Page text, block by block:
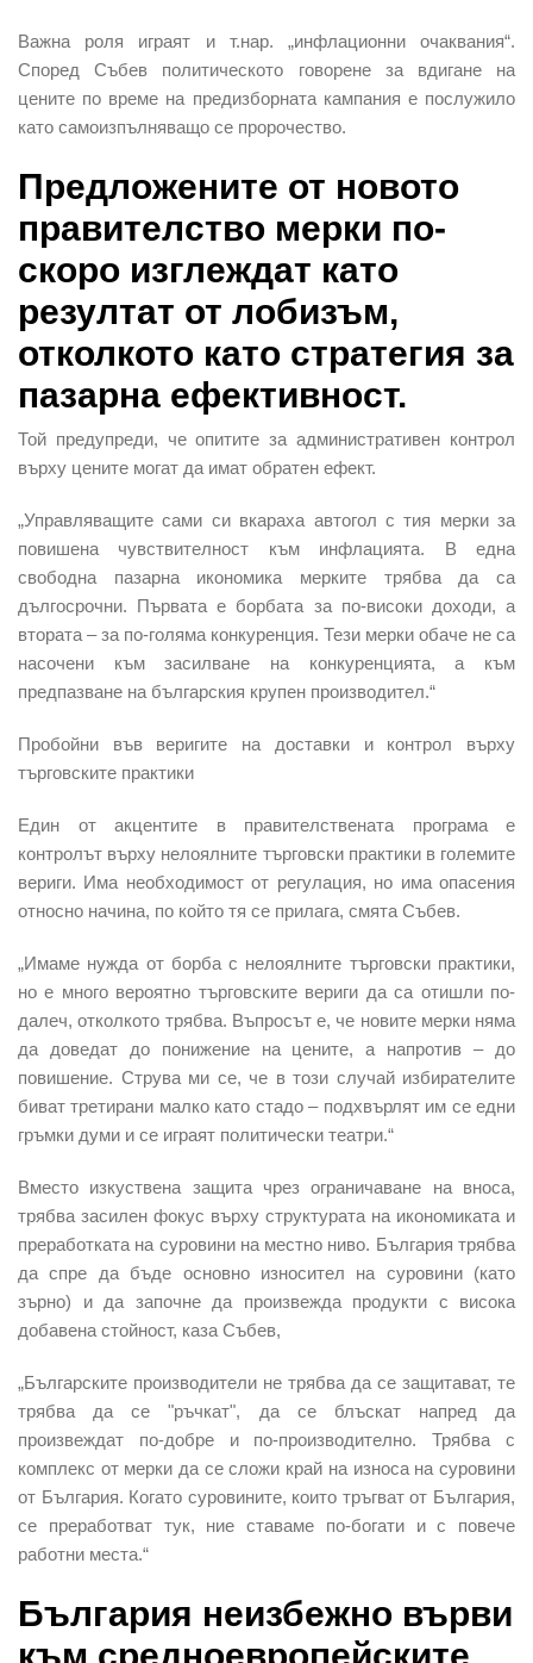
Важна роля играят и т.нар. „инфлационни очаквания“.
Според Събев политическото говорене за вдигане на
цените по време на предизборната кампания е послужило
като самоизпълняващо се пророчество.
Предложените от новото
правителство мерки по-
скоро изглеждат като
резултат от лобизъм,
отколкото като стратегия за
пазарна ефективност.
Той предупреди, че опитите за административен контрол
върху цените могат да имат обратен ефект.
„Управляващите сами си вкараха автогол с тия мерки за
повишена чувствителност към инфлацията. В една
свободна пазарна икономика мерките трябва да са
дългосрочни. Първата е борбата за по-високи доходи, а
втората – за по-голяма конкуренция. Тези мерки обаче не са
насочени към засилване на конкуренцията, а към
предпазване на българския крупен производител.“
Пробойни във веригите на доставки и контрол върху
търговските практики
Един от акцентите в правителствената програма е
контролът върху нелоялните търговски практики в големите
вериги. Има необходимост от регулация, но има опасения
относно начина, по който тя се прилага, смята Събев.
„Имаме нужда от борба с нелоялните търговски практики,
но е много вероятно търговските вериги да са отишли по-
далеч, отколкото трябва. Въпросът е, че новите мерки няма
да доведат до понижение на цените, а напротив – до
повишение. Струва ми се, че в този случай избирателите
биват третирани малко като стадо – подхвърлят им се едни
гръмки думи и се играят политически театри.“
Вместо изкуствена защита чрез ограничаване на вноса,
трябва засилен фокус върху структурата на икономиката и
преработката на суровини на местно ниво. България трябва
да спре да бъде основно износител на суровини (като
зърно) и да започне да произвежда продукти с висока
добавена стойност, каза Събев,
„Българските производители не трябва да се защитават, те
трябва да се "ръчкат", да се блъскат напред да
произвеждат по-добре и по-производително. Трябва с
комплекс от мерки да се сложи край на износа на суровини
от България. Когато суровините, които тръгват от България,
се преработват тук, ние ставаме по-богати и с повече
работни места.“
България неизбежно върви
към средноевропейските